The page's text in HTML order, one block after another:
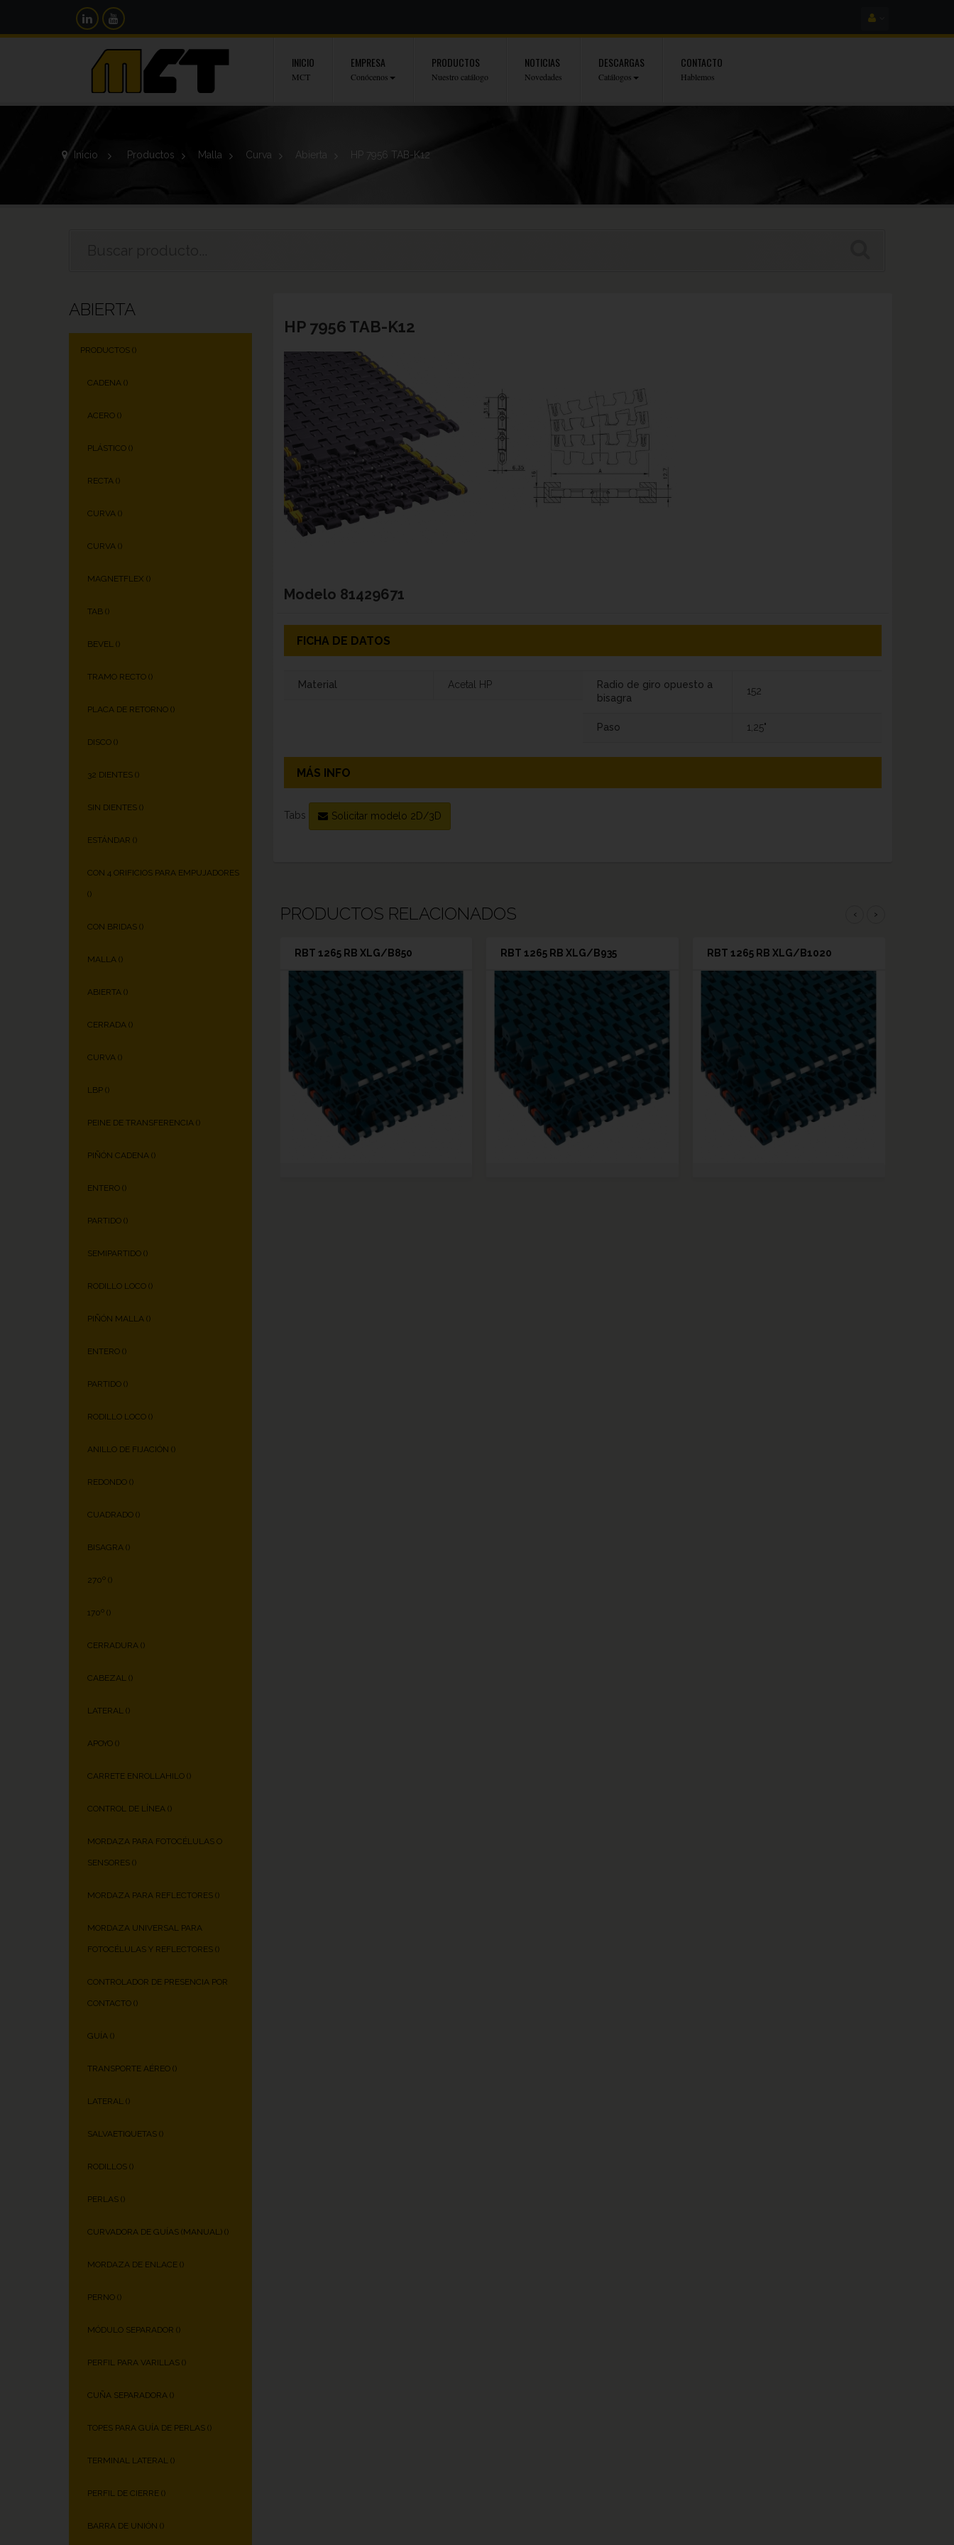
INICIO
MCT
EMPRESA
Conócenos
PRODUCTOS
Nuestro catálogo
NOTICIAS
Novedades
DESCARGAS
Catálogos
CONTACTO
Hablemos
Inicio > Productos > Malla > Curva > Abierta > HP 7956 TAB-K12
ABIERTA
PRODUCTOS ()
CADENA ()
ACERO ()
PLÁSTICO ()
RECTA ()
CURVA ()
CURVA ()
MAGNETFLEX ()
TAB ()
BEVEL ()
TRAMO RECTO ()
PLACA DE RETORNO ()
DISCO ()
32 DIENTES ()
SIN DIENTES ()
ESTÁNDAR ()
CON 4 ORIFICIOS PARA EMPUJADORES
()
CON BRIDAS ()
MALLA ()
ABIERTA ()
CERRADA ()
CURVA ()
LBP ()
PEINE DE TRANSFERENCIA ()
PIÑÓN CADENA ()
ENTERO ()
PARTIDO ()
SEMIPARTIDO ()
RODILLO LOCO ()
PIÑÓN MALLA ()
ENTERO ()
PARTIDO ()
RODILLO LOCO ()
ANILLO DE FIJACIÓN ()
REDONDO ()
CUADRADO ()
BISAGRA ()
270º ()
170º ()
CERRADURA ()
CABEZAL ()
LATERAL ()
APOYO ()
CARRETE ENROLLAHILO ()
CONTROL DE LÍNEA ()
MORDAZA PARA FOTOCÉLULAS O
SENSORES ()
MORDAZA PARA REFLECTORES ()
MORDAZA UNIVERSAL PARA
FOTOCÉLULAS Y REFLECTORES ()
CONTROLADOR DE PRESENCIA POR
CONTACTO ()
GUÍA ()
TRANSPORTE AÉREO ()
LATERAL ()
SALVAETIQUETAS ()
RODILLOS ()
PERLAS ()
CURVADORA DE GUÍAS (MANUAL) ()
MORDAZA DE ENLACE ()
PERNO ()
MÓDULO SEPARADOR ()
PERFIL PARA VARILLAS ()
CUÑA SEPARADORA ()
TOPES PARA GUÍA DE PERLAS ()
TERMINAL LATERAL ()
PERFIL DE CIERRE ()
BARRA DE UNIÓN ()
HP 7956 TAB-K12
Modelo 81429671
FICHA DE DATOS
Material Acetal HP
Radio de giro opuesto a
bisagra
152
Paso 1,25"
MÁS INFO
Tabs Solicitar modelo 2D/3D
PRODUCTOS RELACIONADOS ‹ ›
RBT 1265 RB XLG/B850 RBT 1265 RB XLG/B935 RBT 1265 RB XLG/B1020